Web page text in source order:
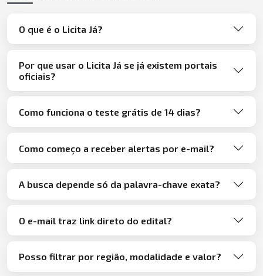
O que é o Licita Já?
Por que usar o Licita Já se já existem portais
oficiais?
Como funciona o teste grátis de 14 dias?
Como começo a receber alertas por e-mail?
A busca depende só da palavra-chave exata?
O e-mail traz link direto do edital?
Posso filtrar por região, modalidade e valor?